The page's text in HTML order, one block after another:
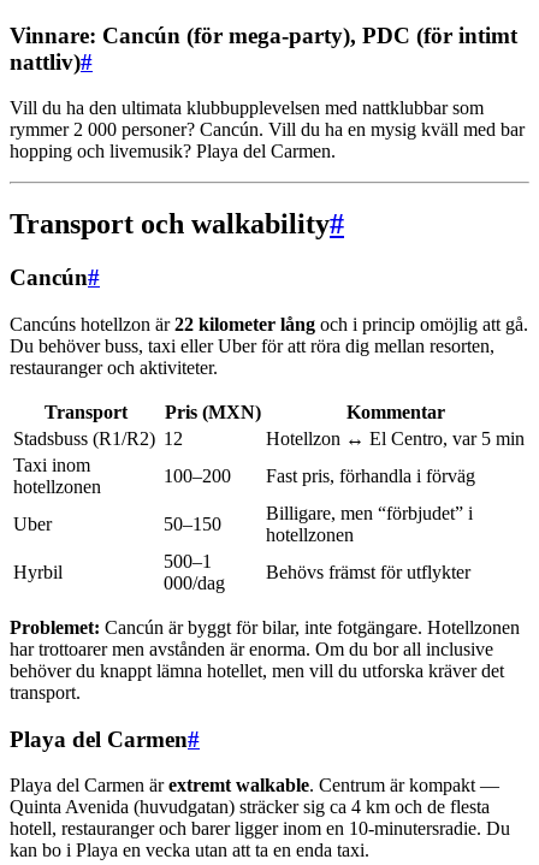
Vinnare: Cancún (för mega-party), PDC (för intimt
nattliv)#
Vill du ha den ultimata klubbupplevelsen med nattklubbar som
rymmer 2 000 personer? Cancún. Vill du ha en mysig kväll med bar
hopping och livemusik? Playa del Carmen.
Transport och walkability#
Cancún#
Cancúns hotellzon är22 kilometer lång och i princip omöjlig att gå.
Du behöver buss, taxi eller Uber för att röra dig mellan resorten,
restauranger och aktiviteter.
Transport Pris (MXN)
Kommentar
Stadsbuss (R1/R2) 12
Hotellzon ↔ El Centro, var 5 min
Taxi inom
hotellzonen
100–200 Fast pris, förhandla i förväg
Uber 50–150
Billigare, men “förbjudet” i
hotellzonen
Hyrbil
500–1
000/dag
Behövs främst för utflykter
Problemet: Cancún är byggt för bilar, inte fotgängare. Hotellzonen
har trottoarer men avstånden är enorma. Om du bor all inclusive
behöver du knappt lämna hotellet, men vill du utforska kräver det
transport.
Playa del Carmen#
Playa del Carmen ärextremt walkable. Centrum är kompakt —
Quinta Avenida (huvudgatan) sträcker sig ca 4 km och de flesta
hotell, restauranger och barer ligger inom en 10-minutersradie. Du
kan bo i Playa en vecka utan att ta en enda taxi.